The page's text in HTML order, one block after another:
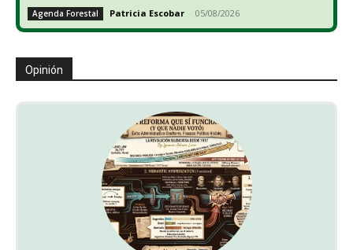
Agenda Forestal Patricia Escobar - 05/08/2026
Opinión